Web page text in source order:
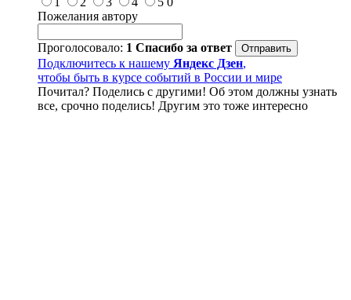
Пожелания автору
Проголосовало: 1 Спасибо за ответ
Подключитесь к нашему Яндекс Дзен,
чтобы быть в курсе событий в России и мире
Почитал? Поделись с другими! Об этом должны узнать
все, срочно поделись! Другим это тоже интересно